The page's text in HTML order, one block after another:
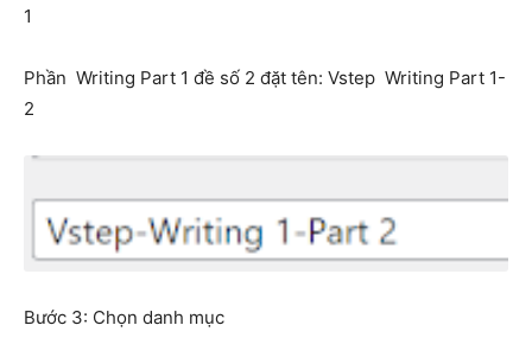
1
Phần Writing Part 1 đề số 2 đặt tên: Vstep Writing Part 1-
2
Bước 3: Chọn danh mục